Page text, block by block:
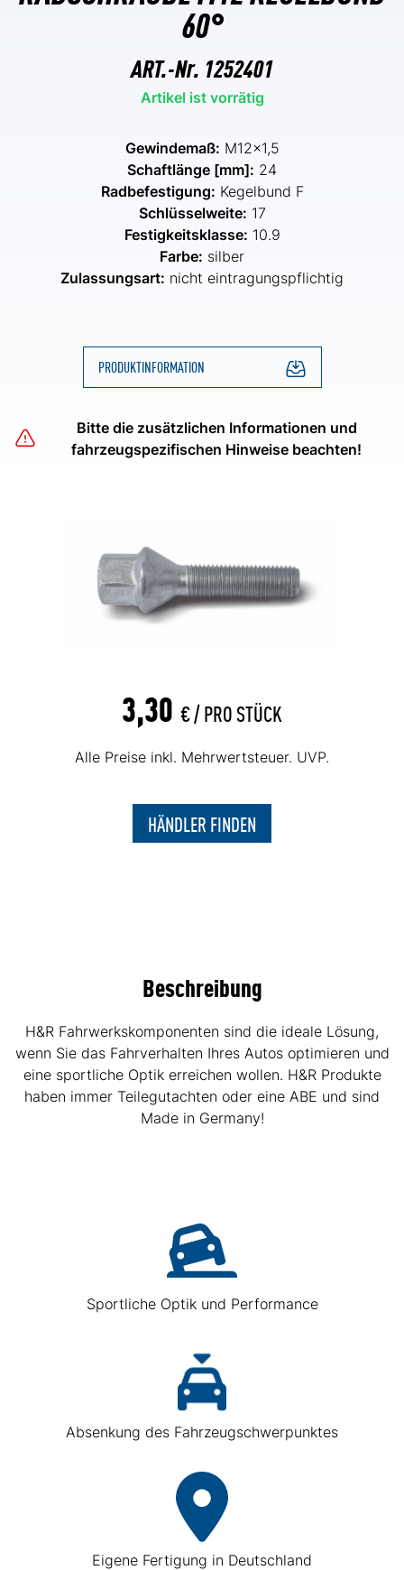
60°
ART.-Nr. 1252401
Artikel ist vorrätig
Gewindemaß: M12x1,5
Schaftlänge [mm]: 24
Radbefestigung: Kegelbund F
Schlüsselweite: 17
Festigkeitsklasse: 10.9
Farbe: silber
Zulassungsart: nicht eintragungspflichtig
PRODUKTINFORMATION
Bitte die zusätzlichen Informationen und
fahrzeugspezifischen Hinweise beachten!
3,30 € /PRO STÜCK
Alle Preise inkl. Mehrwertsteuer. UVP.
HÄNDLER FINDEN
Beschreibung
H&R Fahrwerkskomponenten sind die ideale Lösung,
wenn Sie das Fahrverhalten Ihres Autos optimieren und
eine sportliche Optik erreichen wollen. H&R Produkte
haben immer Teilegutachten oder eine ABE und sind
Made in Germany!
Sportliche Optik und Performance
Absenkung des Fahrzeugschwerpunktes
Eigene Fertigung in Deutschland